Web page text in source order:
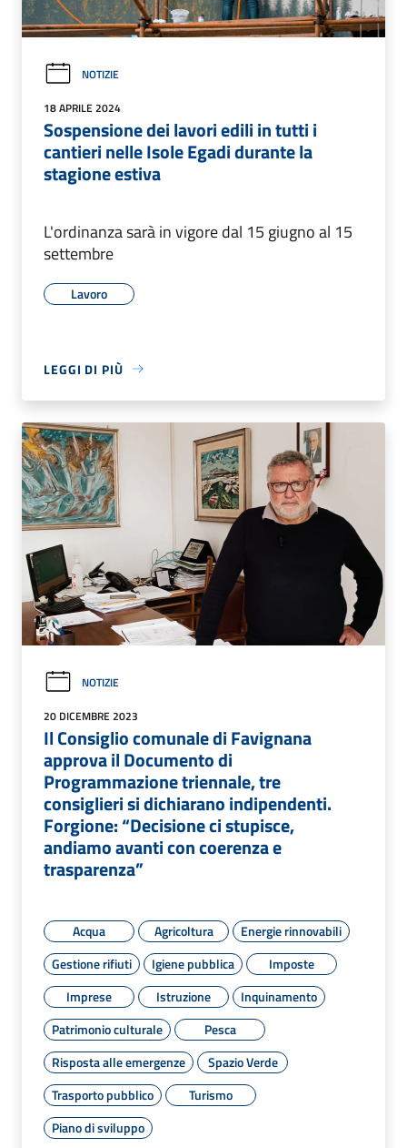
NOTIZIE
18 APRILE 2024
Sospensione dei lavori edili in tutti i
cantieri nelle Isole Egadi durante la
stagione estiva
L'ordinanza sarà in vigore dal 15 giugno al 15
settembre
Lavoro
LEGGI DI PIÙ
NOTIZIE
20 DICEMBRE 2023
Il Consiglio comunale di Favignana
approva il Documento di
Programmazione triennale, tre
consiglieri si dichiarano indipendenti.
Forgione: “Decisione ci stupisce,
andiamo avanti con coerenza e
trasparenza”
Acqua Agricoltura
Energie rinnovabili
Gestione rifiuti
Igiene pubblica
Imposte
Imprese
Istruzione
Inquinamento
Patrimonio culturale
Pesca
Risposta alle emergenze
Spazio Verde
Trasporto pubblico
Turismo
Piano di sviluppo